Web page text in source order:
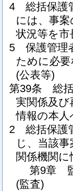
4
総括保護
には、事
状況等を
5
保護管理
ために必
(公表等)
第39条
総
実関係及び
情報の本
2
総括保護
じ、当該
関係機関
第9章
(監査)